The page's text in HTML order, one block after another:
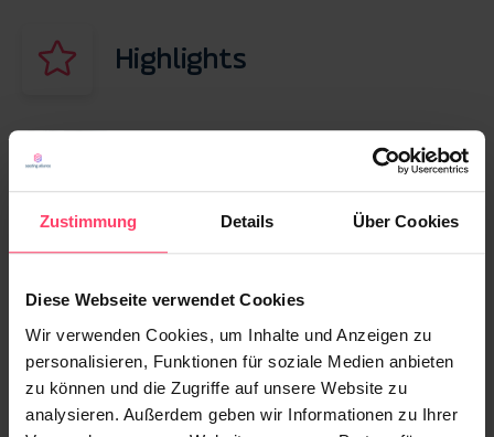
Zustimmung Details Über Cookies
Diese Webseite verwendet Cookies
Wir verwenden Cookies, um Inhalte und Anzeigen zu
personalisieren, Funktionen für soziale Medien anbieten
zu können und die Zugriffe auf unsere Website zu
analysieren. Außerdem geben wir Informationen zu Ihrer
Highlights
Advertorial vs. Native Advertising: Wo liegt
passt zu Ihrem Ziel?
30. JANUAR 2026
Content Distribution: Schluss mit „Post
& Pray“ – so erreichen Ihre Inhalte Leser
25. OKTOBER 2021